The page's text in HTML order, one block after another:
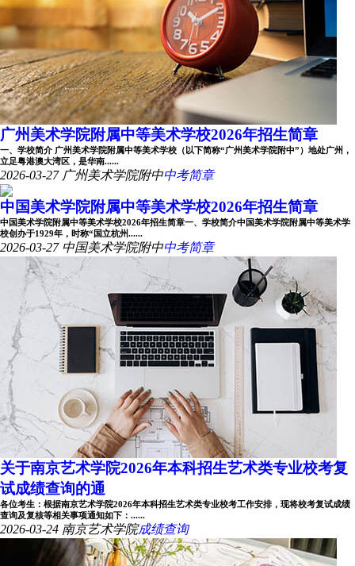
广州美术学院附属中等美术学校2026年招生简章
一、学校简介 广州美术学院附属中等美术学校（以下简称“广州美术学院附中”）地处广州，
立足粤港澳大湾区，是华南......
2026-03-27 广州美术学院附中中考简章
中国美术学院附属中等美术学校2026年招生简章
中国美术学院附属中等美术学校2026年招生简章一、学校简介中国美术学院附属中等美术学
校创办于1929年，时称“国立杭州......
2026-03-27 中国美术学院附中中考简章
关于南京艺术学院2026年本科招生艺术类专业校考复
试成绩查询的通
各位考生：根据南京艺术学院2026年本科招生艺术类专业校考工作安排，现将校考复试成绩
查询及复核等相关事项通知如下：......
2026-03-24 南京艺术学院成绩查询